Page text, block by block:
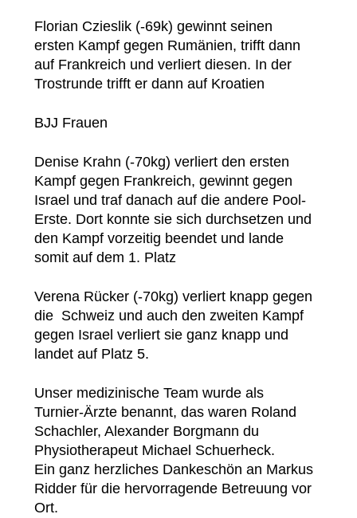
Florian Czieslik (-69k) gewinnt seinen
ersten Kampf gegen Rumänien, trifft dann
auf Frankreich und verliert diesen. In der
Trostrunde trifft er dann auf Kroatien
BJJ Frauen
Denise Krahn (-70kg) verliert den ersten
Kampf gegen Frankreich, gewinnt gegen
Israel und traf danach auf die andere Pool-
Erste. Dort konnte sie sich durchsetzen und
den Kampf vorzeitig beendet und lande
somit auf dem 1. Platz
Verena Rücker (-70kg) verliert knapp gegen
die Schweiz und auch den zweiten Kampf
gegen Israel verliert sie ganz knapp und
landet auf Platz 5.
Unser medizinische Team wurde als
Turnier-Ärzte benannt, das waren Roland
Schachler, Alexander Borgmann du
Physiotherapeut Michael Schuerheck.
Ein ganz herzliches Dankeschön an Markus
Ridder für die hervorragende Betreuung vor
Ort.